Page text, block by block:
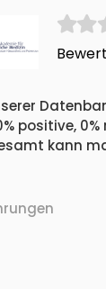
positive,
kann